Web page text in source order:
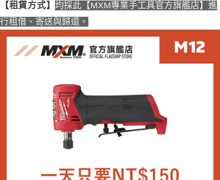
【租賃方式】均採此【MXM專業手工具官方旗艦店】進
行租借、寄送與歸還。